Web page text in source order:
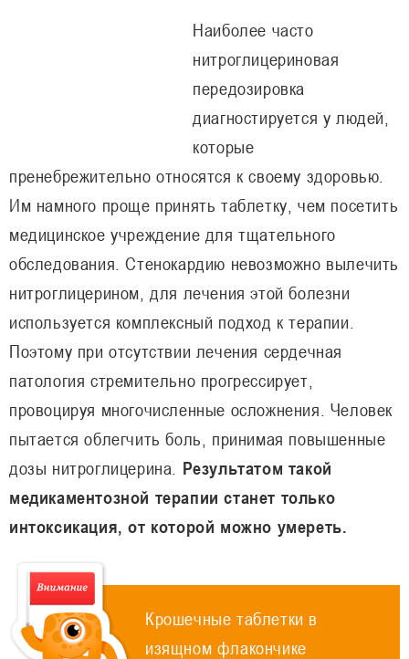
Наиболее часто
нитроглицериновая
передозировка
диагностируется у людей,
которые
пренебрежительно относятся к своему здоровью.
Им намного проще принять таблетку, чем посетить
медицинское учреждение для тщательного
обследования. Стенокардию невозможно вылечить
нитроглицерином, для лечения этой болезни
используется комплексный подход к терапии.
Поэтому при отсутствии лечения сердечная
патология стремительно прогрессирует,
провоцируя многочисленные осложнения. Человек
пытается облегчить боль, принимая повышенные
дозы нитроглицерина. Результатом такой
медикаментозной терапии станет только
интоксикация, от которой можно умереть.
Крошечные таблетки в
изящном флакончике